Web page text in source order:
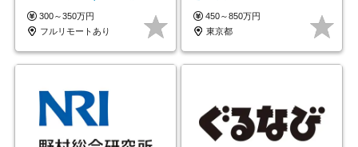
｜副業OK
300～350万円
フルリモートあり
450～850万円
東京都